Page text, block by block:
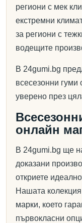
региони с мек
екстремни
за региони с
водещите
В 24gumi.bg
всесезонни
уверено през
онлайн
В 24gumi.bg ще
доказани
откриете
Нашата
марки, което
първокласни